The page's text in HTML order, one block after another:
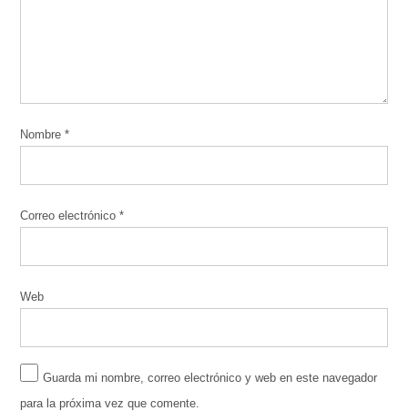
Nombre*
Correo electrónico*
Web
Guarda mi nombre, correo electrónico y web en este navegador
para la próxima vez que comente.